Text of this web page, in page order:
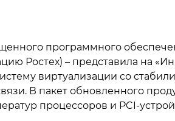
программного
Ростех) – представила на
виртуализации со
В пакет обновленного
процессоров и PCI-